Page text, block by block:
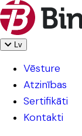
Lv
Vēsture
Atzinības
Sertifikāti
Kontakti